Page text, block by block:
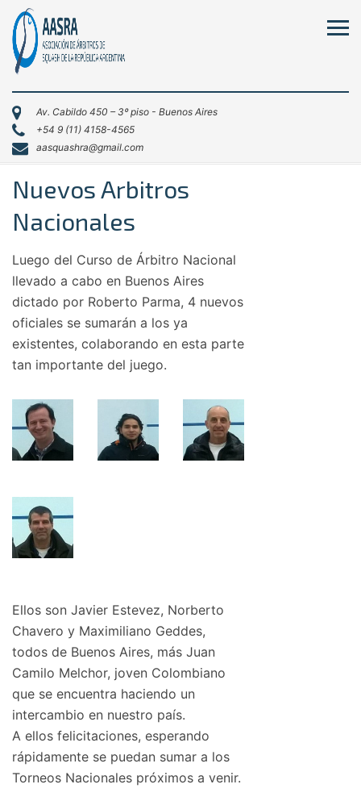
Av. Cabildo 450 – 3º piso - Buenos Aires
+54 9 (11) 4158-4565
aasquashra@gmail.com
Nuevos Arbitros
Nacionales
Luego del Curso de Árbitro Nacional
llevado a cabo en Buenos Aires
dictado por Roberto Parma, 4 nuevos
oficiales se sumarán a los ya
existentes, colaborando en esta parte
tan importante del juego.
Ellos son Javier Estevez, Norberto
Chavero y Maximiliano Geddes,
todos de Buenos Aires, más Juan
Camilo Melchor, joven Colombiano
que se encuentra haciendo un
intercambio en nuestro país.
A ellos felicitaciones, esperando
rápidamente se puedan sumar a los
Torneos Nacionales próximos a venir.